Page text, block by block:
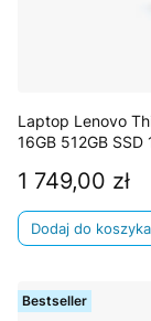
Laptop Lenovo
16GB 512GB
Cena
1 749,00 zł
Dodaj do koszyka
Bestseller